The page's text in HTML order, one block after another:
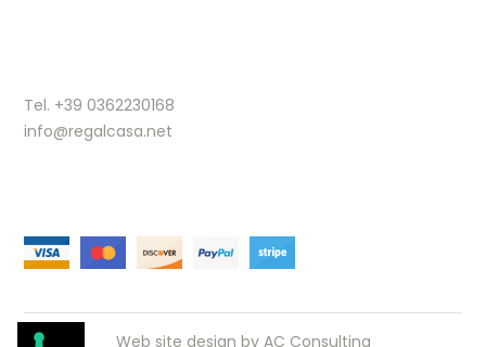
Tel. +39 0362230168
info@regalcasa.net
Web site design by AC Consulting